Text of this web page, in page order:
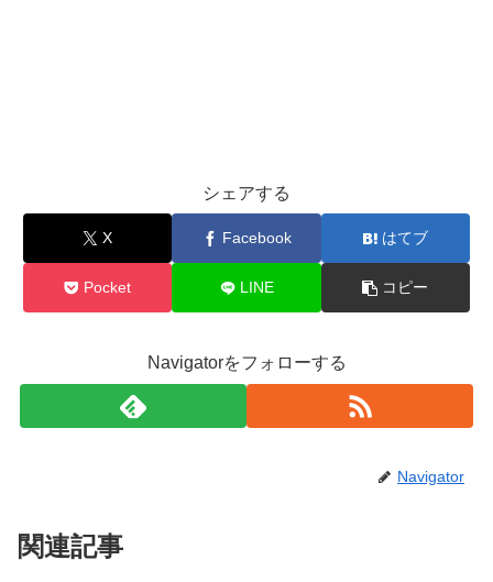
シェアする
X Facebook はてブ
Pocket LINE コピー
Navigatorをフォローする
Navigator
関連記事